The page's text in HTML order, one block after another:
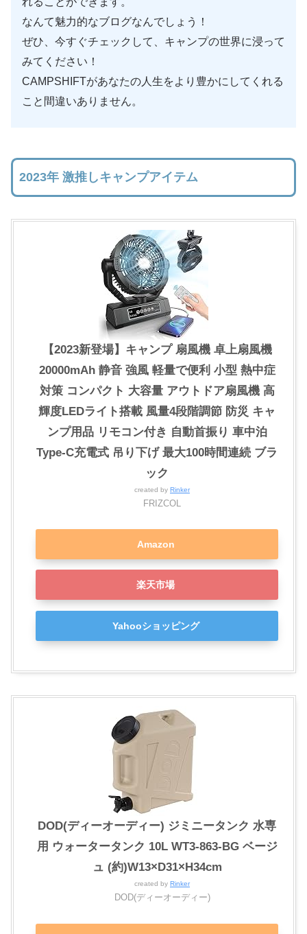
なんて魅力的なブログなんでしょう！
ぜひ、今すぐチェックして、キャンプの世界に浸って
みてください！
CAMPSHIFTがあなたの人生をより豊かにしてくれる
こと間違いありません。
2023年 激推しキャンプアイテム
【2023新登場】キャンプ 扇風機 卓上扇風機
20000mAh 静音 強風 軽量で便利 小型 熱中症
対策 コンパクト 大容量 アウトドア扇風機 高
輝度LEDライト搭載 風量4段階調節 防災 キャ
ンプ用品 リモコン付き 自動首振り 車中泊
Type-C充電式 吊り下げ 最大100時間連続 ブラ
ック
created by Rinker
FRIZCOL
Amazon
楽天市場
Yahooショッピング
DOD(ディーオーディー) ジミニータンク 水専
用 ウォータータンク 10L WT3-863-BG ベージ
ュ (約)W13×D31×H34cm
created by Rinker
DOD(ディーオーディー)